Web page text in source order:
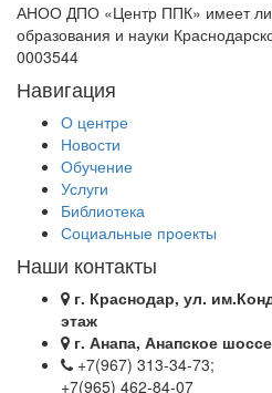
АНОО ДПО «Центр ППК» имеет
образования и науки
0003544
Навигация
О центре
Новости
Обучение
Услуги
Библиотека
Социальные проекты
Наши контакты
г. Краснодар, ул.
этаж
г. Анапа, Анапское
+7(967) 313-34-73;
+7(965) 462-84-07